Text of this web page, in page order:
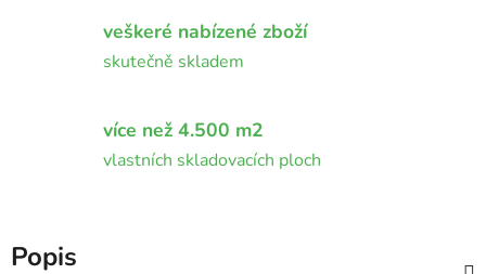
veškeré nabízené zboží
skutečně skladem
více než 4.500 m2
vlastních skladovacích ploch
Popis